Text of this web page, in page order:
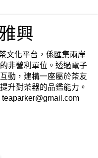
興
文化平台，係匯集兩岸
非營利單位。透過電子
動，建構一座屬於茶友
升對茶器的品鑑能力。